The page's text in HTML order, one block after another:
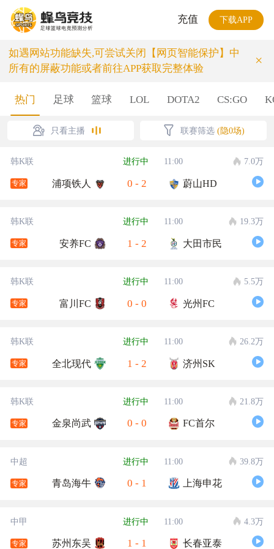
充值 下载APP
如遇网站功能缺失,可尝试关闭【网页智能保护】中
所有的屏蔽功能或者前往APP获取完整体验
×
热门 足球 篮球 LOL DOTA2 CS:GO
只看主播 联赛筛选 (隐0场)
韩K联 进行中 11:00 7.0万
专家 浦项铁人 0 - 2 蔚山HD
韩K联 进行中 11:00 19.3万
专家 安养FC 1 - 2 大田市民
韩K联 进行中 11:00 5.5万
专家 富川FC 0 - 0 光州FC
韩K联 进行中 11:00 26.2万
专家 全北现代 1 - 2 济州SK
韩K联 进行中 11:00 21.8万
专家 金泉尚武 0 - 0 FC首尔
中超 进行中 11:00 39.8万
专家 青岛海牛 0 - 1 上海申花
中甲 进行中 11:00 4.3万
专家 苏州东吴 1 - 1 长春亚泰